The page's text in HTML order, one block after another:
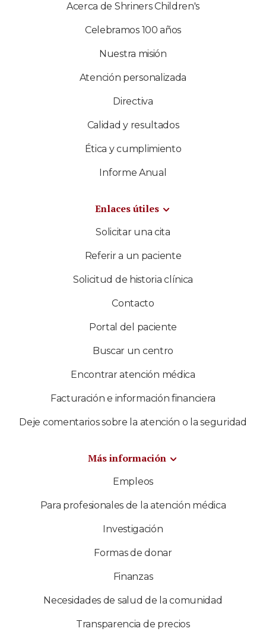
Acerca de Shriners Children's
Celebramos 100 años
Nuestra misión
Atención personalizada
Directiva
Calidad y resultados
Ética y cumplimiento
Informe Anual
Enlaces útiles
Solicitar una cita
Referir a un paciente
Solicitud de historia clínica
Contacto
Portal del paciente
Buscar un centro
Encontrar atención médica
Facturación e información financiera
Deje comentarios sobre la atención o la seguridad
Más información
Empleos
Para profesionales de la atención médica
Investigación
Formas de donar
Finanzas
Necesidades de salud de la comunidad
Transparencia de precios